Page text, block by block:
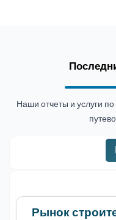
Наши отчеты и услуги
Рынок